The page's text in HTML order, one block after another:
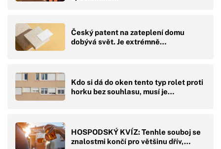
Český patent na zateplení domu
dobývá svět. Je extrémně…
Kdo si dá do oken tento typ rolet proti
horku bez souhlasu, musí je…
HOSPODSKÝ KVÍZ: Tenhle souboj se
znalostmi končí pro většinu dřív,…